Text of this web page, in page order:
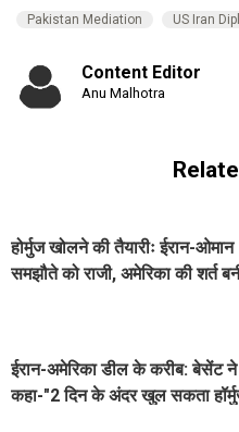
Pakistan Mediation
US Iran
Content Editor
Anu Malhotra
होर्मुज खोलने की तैयारीः ईरान-ओमान
समझौते को राजी, अमेरिका की शर्त
ईरान-अमेरिका डील के करीब: बेसेंट ने
कहा-"2 दिन के अंदर खुल सकता